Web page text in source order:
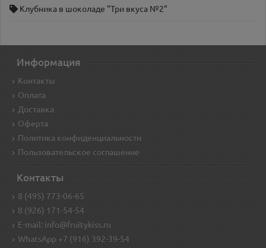
Клубника в шоколаде "Три вкуса №2"
Информация
Контакты
Оплата
Доставка
Оферта
Политика конфиденциальности
Пользовательское соглашение
Контакты
8 (495) 773-06-65
8 (926) 171-54-54
E-mail: info@fruitykiss.ru
WhatsApp +7 (916) 392-39-54